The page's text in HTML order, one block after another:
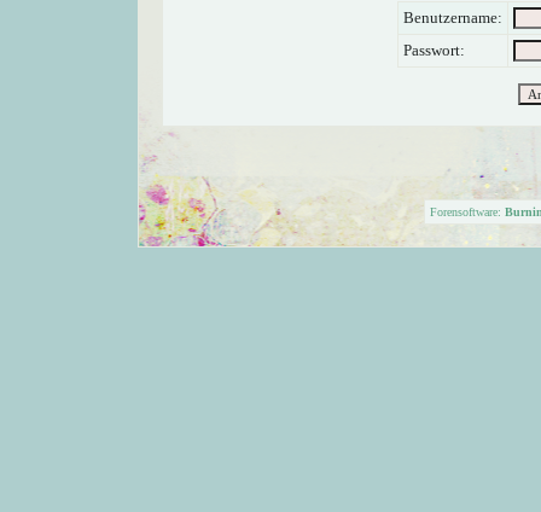
Benutzername:
Passwort:
Forensoftware: